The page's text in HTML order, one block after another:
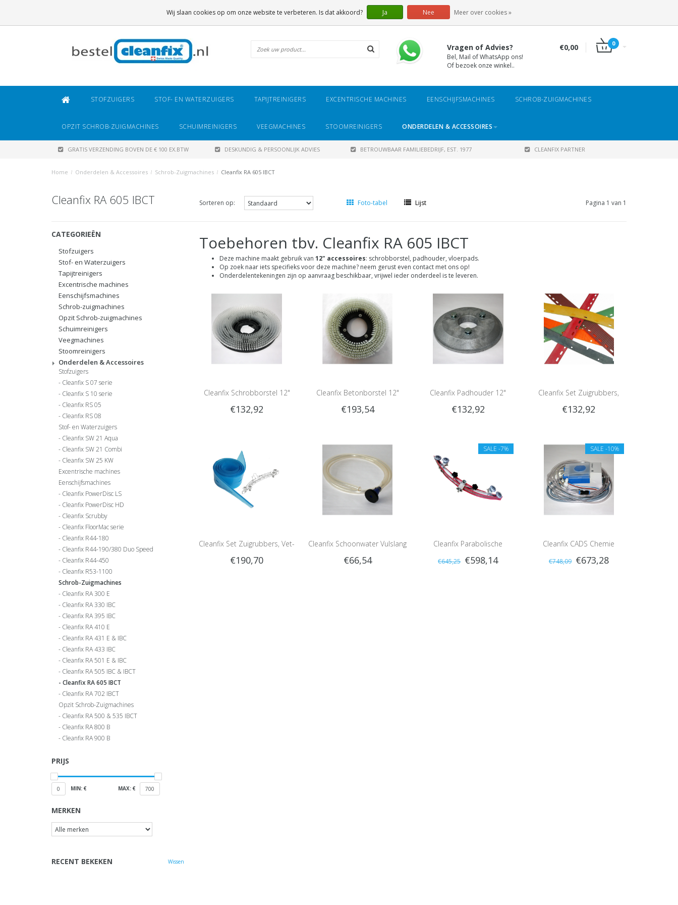
Vragen of Advies?
Bel, Mail of WhatsApp ons!
Of bezoek onze winkel..
€0,00 0
STOFZUIGERS STOF- EN WATERZUIGERS TAPIJTREINIGERS EXCENTRISCHE MACHINES EENSCHIJFSMACHINES SCHROB-ZUIGMACHINES
OPZIT SCHROB-ZUIGMACHINES SCHUIMREINIGERS VEEGMACHINES STOOMREINIGERS ONDERDELEN & ACCESSOIRES
GRATIS VERZENDING BOVEN DE € 100 EX.BTW DESKUNDIG & PERSOONLIJK ADVIES BETROUWBAAR FAMILIEBEDRIJF, EST. 1977 CLEANFIX PARTNER
Home / Onderdelen & Accessoires / Schrob-Zuigmachines / Cleanfix RA 605 IBCT
Cleanfix RA 605 IBCT Sorteren op: Foto-tabel Lijst Pagina 1 van 1
CATEGORIEËN
Stofzuigers
Stof- en Waterzuigers
Tapijtreinigers
Excentrische machines
Eenschijfsmachines
Schrob-zuigmachines
Opzit Schrob-zuigmachines
Schuimreinigers
Veegmachines
Stoomreinigers
Onderdelen & Accessoires
Stofzuigers
Cleanfix S 07 serie
Cleanfix S 10 serie
Cleanfix RS 05
Cleanfix RS 08
Stof- en Waterzuigers
Cleanfix SW 21 Aqua
Cleanfix SW 21 Combi
Cleanfix SW 25 KW
Excentrische machines
Eenschijfsmachines
Cleanfix PowerDisc LS
Cleanfix PowerDisc HD
Cleanfix Scrubby
Cleanfix FloorMac serie
Cleanfix R44-180
Cleanfix R44-190/380 Duo Speed
Cleanfix R44-450
Cleanfix R53-1100
Schrob-Zuigmachines
Cleanfix RA 300 E
Cleanfix RA 330 IBC
Cleanfix RA 395 IBC
Cleanfix RA 410 E
Cleanfix RA 431 E & IBC
Cleanfix RA 433 IBC
Cleanfix RA 501 E & IBC
Cleanfix RA 505 IBC & IBCT
Cleanfix RA 605 IBCT
Cleanfix RA 702 IBCT
Opzit Schrob-Zuigmachines
Cleanfix RA 500 & 535 IBCT
Cleanfix RA 800 B
Cleanfix RA 900 B
PRIJS
0 MIN: € MAX: € 700
MERKEN
RECENT BEKEKEN Wissen
Toebehoren tbv. Cleanfix RA 605 IBCT
Deze machine maakt gebruik van 12" accessoires: schrobborstel, padhouder, vloerpads.
Op zoek naar iets specifieks voor deze machine? neem gerust even contact met ons op!
Onderdelentekeningen zijn op aanvraag beschikbaar, vrijwel ieder onderdeel is te leveren.
Cleanfix Schrobborstel 12"
€132,92
Cleanfix Betonborstel 12"
€193,54
Cleanfix Padhouder 12"
€132,92
Cleanfix Set Zuigrubbers,
Standaard, Parabolische
€132,92
Cleanfix Set Zuigrubbers, Vet-
Oliebestendig, Parabolische
€190,70
Cleanfix Schoonwater Vulslang
2 meter
€66,54
SALE -7%
Cleanfix Parabolische
Zuigmond Compleet,
€645,25 €598,14
SALE -10%
Cleanfix CADS Chemie
Dosering
€748,09 €673,28
Wij slaan cookies op om onze website te verbeteren. Is dat akkoord? Ja Nee Meer over cookies »